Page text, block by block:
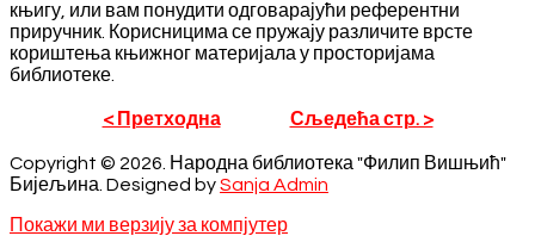
књигу, или вам понудити одговарајући референтни
приручник. Корисницима се пружају различите врсте
кориштења књижног материјала у просторијама
библиотеке.
< Претходна Сљедећа стр. >
Copyright © 2026. Народна библиотека "Филип Вишњић"
Бијељина. Designed bySanja Admin
Покажи ми верзију за компјутер